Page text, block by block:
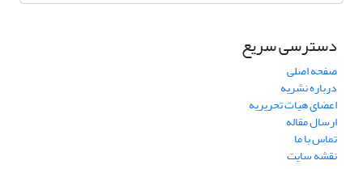
دسترسی سریع
صفحه اصلی
درباره نشریه
اعضای هیات تحریریه
ارسال مقاله
تماس با ما
نقشه سایت